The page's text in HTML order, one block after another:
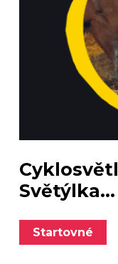
Světýlka...
Startovné